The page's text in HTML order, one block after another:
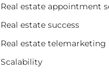
Real estate appointment
Real estate success
Real estate telemarketing
Scalability